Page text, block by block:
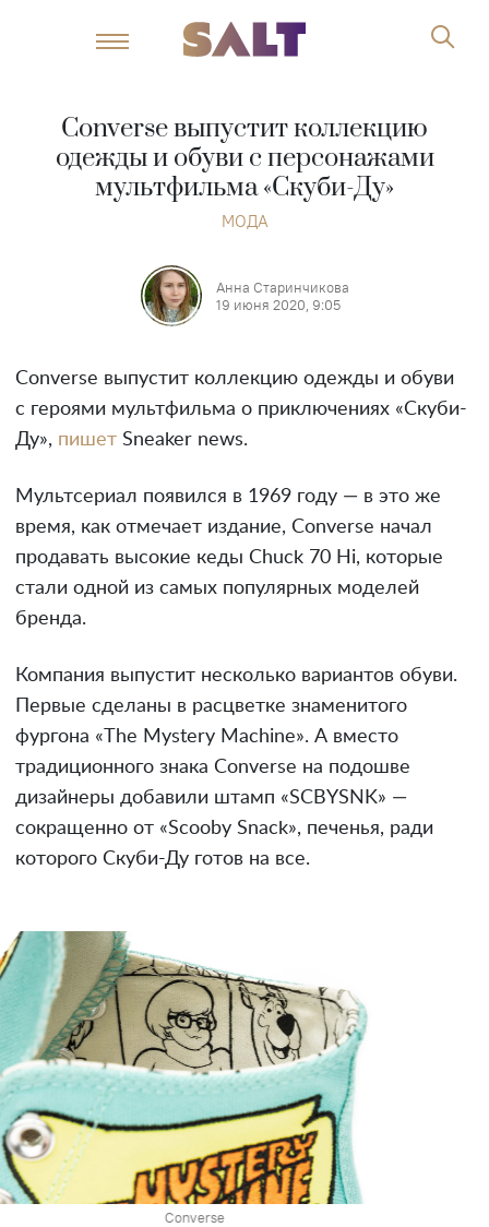
Converse выпустит коллекцию
одежды и обуви с персонажами
мультфильма «Скуби-Ду»
МОДА
Анна Старинчикова
19 июня 2020, 9:05
Converse выпустит коллекцию одежды и обуви
с героями мультфильма о приключениях «Скуби-
Ду», пишет Sneaker news.
Мультсериал появился в 1969 году — в это же
время, как отмечает издание, Converse начал
продавать высокие кеды Chuck 70 Hi, которые
стали одной из самых популярных моделей
бренда.
Компания выпустит несколько вариантов обуви.
Первые сделаны в расцветке знаменитого
фургона «The Mystery Machine». А вместо
традиционного знака Converse на подошве
дизайнеры добавили штамп «SCBYSNK» —
сокращенно от «Scooby Snack», печенья, ради
которого Скуби-Ду готов на все.
Converse